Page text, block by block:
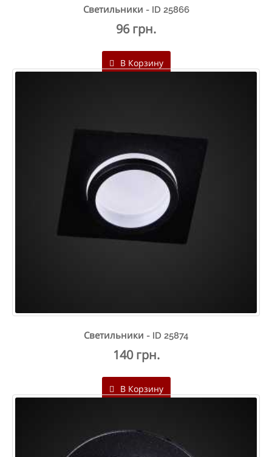
Светильники - ID 25866
96 грн.
В Корзину
Светильники - ID 25874
140 грн.
В Корзину